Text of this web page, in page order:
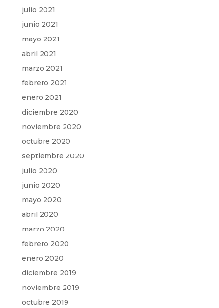
julio 2021
junio 2021
mayo 2021
abril 2021
marzo 2021
febrero 2021
enero 2021
diciembre 2020
noviembre 2020
octubre 2020
septiembre 2020
julio 2020
junio 2020
mayo 2020
abril 2020
marzo 2020
febrero 2020
enero 2020
diciembre 2019
noviembre 2019
octubre 2019